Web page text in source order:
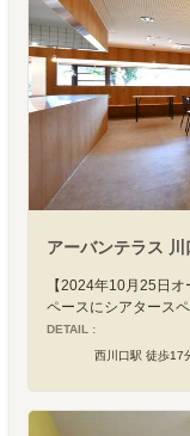
アーバンテラス 川
【2024年10月25日
ペースにシアタース
DETAIL :
西川口駅 徒歩17